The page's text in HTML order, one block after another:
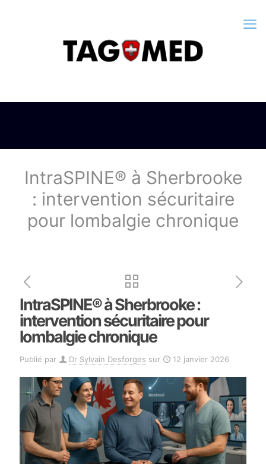
IntraSPINE® à Sherbrooke
: intervention sécuritaire
pour lombalgie chronique
IntraSPINE® à Sherbrooke :
intervention sécuritaire pour
lombalgie chronique
Publié par Dr Sylvain Desforges sur 12 janvier 2026